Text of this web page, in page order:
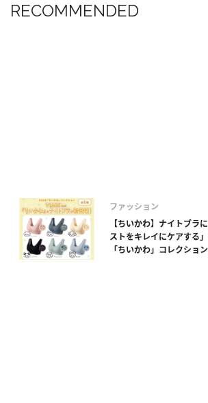
RECOMMENDED
ファッション
【ちいかわ】ナイトブ
ストをキレイにケアする
「ちいかわ」コレクショ